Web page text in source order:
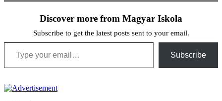
Discover more from Magyar Iskola
Subscribe to get the latest posts sent to your email.
Type your email…
Subscribe